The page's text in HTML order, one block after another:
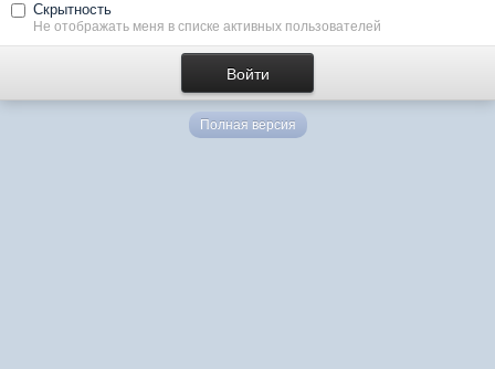
Скрытность
Не отображать меня в списке активных пользователей
Полная версия